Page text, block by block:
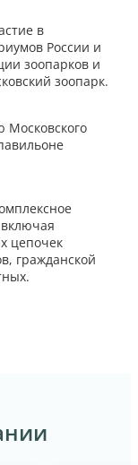
в
России и
зоопарков и
зоопарк.
цепочек
гражданской